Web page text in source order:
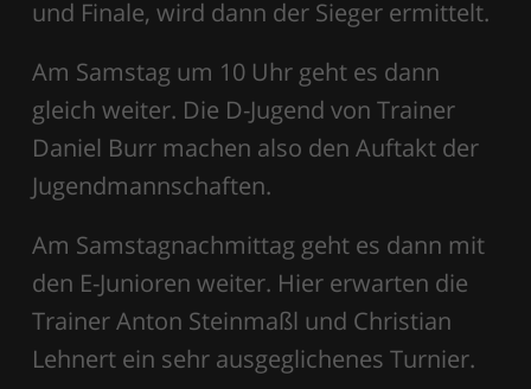
und Finale, wird dann der Sieger ermittelt.
Am Samstag um 10 Uhr geht es dann
gleich weiter. Die D-Jugend von Trainer
Daniel Burr machen also den Auftakt der
Jugendmannschaften.
Am Samstagnachmittag geht es dann mit
den E-Junioren weiter. Hier erwarten die
Trainer Anton Steinmaßl und Christian
Lehnert ein sehr ausgeglichenes Turnier.